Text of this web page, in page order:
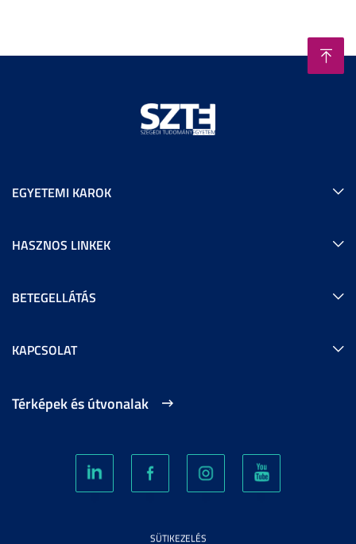
EGYETEMI KAROK
HASZNOS LINKEK
BETEGELLÁTÁS
KAPCSOLAT
Térképek és útvonalak
SÜTIKEZELÉS